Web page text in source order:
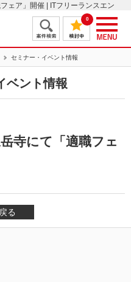
ェア」開催 | ITフリーランスエン
0
セミナー・イベント情報
ベント情報
寺にて「適職フェ
る